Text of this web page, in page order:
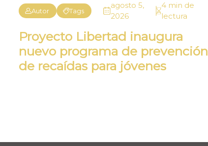
Autor Tags
agosto 5,
2026
4 min de
lectura
Proyecto Libertad inaugura
nuevo programa de prevención
de recaídas para jóvenes